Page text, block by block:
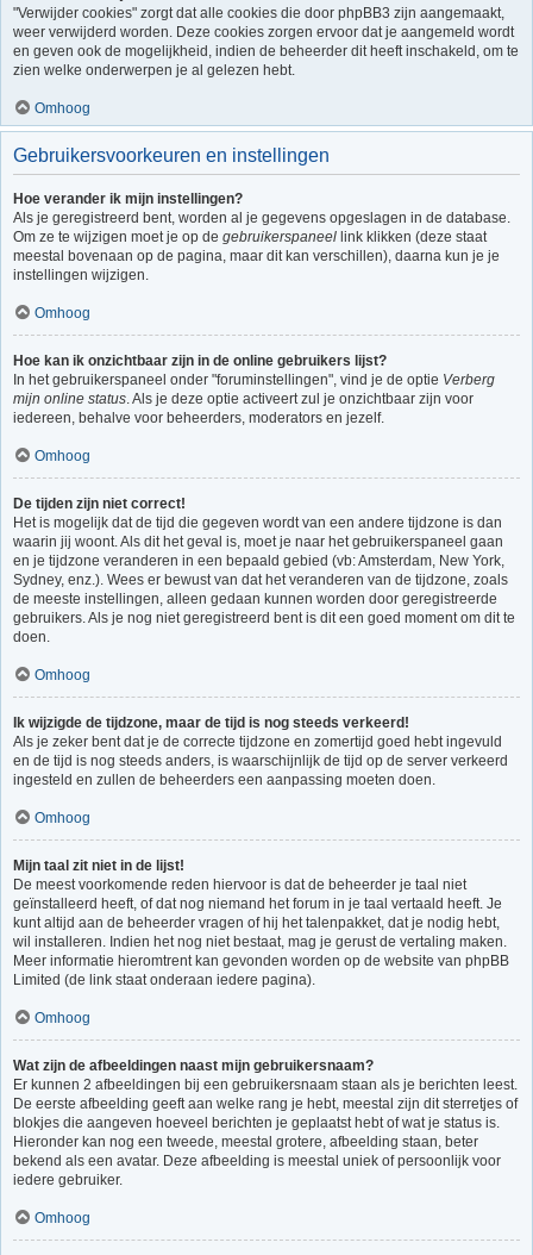
"Verwijder cookies" zorgt dat alle cookies die door phpBB3 zijn aangemaakt,
weer verwijderd worden. Deze cookies zorgen ervoor dat je aangemeld wordt
en geven ook de mogelijkheid, indien de beheerder dit heeft inschakeld, om te
zien welke onderwerpen je al gelezen hebt.
Omhoog
Gebruikersvoorkeuren en instellingen
Hoe verander ik mijn instellingen?
Als je geregistreerd bent, worden al je gegevens opgeslagen in de database.
Om ze te wijzigen moet je op de gebruikerspaneel link klikken (deze staat
meestal bovenaan op de pagina, maar dit kan verschillen), daarna kun je je
instellingen wijzigen.
Omhoog
Hoe kan ik onzichtbaar zijn in de online gebruikers lijst?
In het gebruikerspaneel onder "foruminstellingen", vind je de optie Verberg
mijn online status. Als je deze optie activeert zul je onzichtbaar zijn voor
iedereen, behalve voor beheerders, moderators en jezelf.
Omhoog
De tijden zijn niet correct!
Het is mogelijk dat de tijd die gegeven wordt van een andere tijdzone is dan
waarin jij woont. Als dit het geval is, moet je naar het gebruikerspaneel gaan
en je tijdzone veranderen in een bepaald gebied (vb: Amsterdam, New York,
Sydney, enz.). Wees er bewust van dat het veranderen van de tijdzone, zoals
de meeste instellingen, alleen gedaan kunnen worden door geregistreerde
gebruikers. Als je nog niet geregistreerd bent is dit een goed moment om dit te
doen.
Omhoog
Ik wijzigde de tijdzone, maar de tijd is nog steeds verkeerd!
Als je zeker bent dat je de correcte tijdzone en zomertijd goed hebt ingevuld
en de tijd is nog steeds anders, is waarschijnlijk de tijd op de server verkeerd
ingesteld en zullen de beheerders een aanpassing moeten doen.
Omhoog
Mijn taal zit niet in de lijst!
De meest voorkomende reden hiervoor is dat de beheerder je taal niet
geïnstalleerd heeft, of dat nog niemand het forum in je taal vertaald heeft. Je
kunt altijd aan de beheerder vragen of hij het talenpakket, dat je nodig hebt,
wil installeren. Indien het nog niet bestaat, mag je gerust de vertaling maken.
Meer informatie hieromtrent kan gevonden worden op de website van phpBB
Limited (de link staat onderaan iedere pagina).
Omhoog
Wat zijn de afbeeldingen naast mijn gebruikersnaam?
Er kunnen 2 afbeeldingen bij een gebruikersnaam staan als je berichten leest.
De eerste afbeelding geeft aan welke rang je hebt, meestal zijn dit sterretjes of
blokjes die aangeven hoeveel berichten je geplaatst hebt of wat je status is.
Hieronder kan nog een tweede, meestal grotere, afbeelding staan, beter
bekend als een avatar. Deze afbeelding is meestal uniek of persoonlijk voor
iedere gebruiker.
Omhoog